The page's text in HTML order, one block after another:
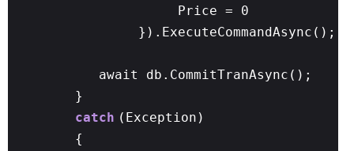
Price = 0
}).ExecuteCommandAsync();
await db.CommitTranAsync();
}
catch (Exception)
{